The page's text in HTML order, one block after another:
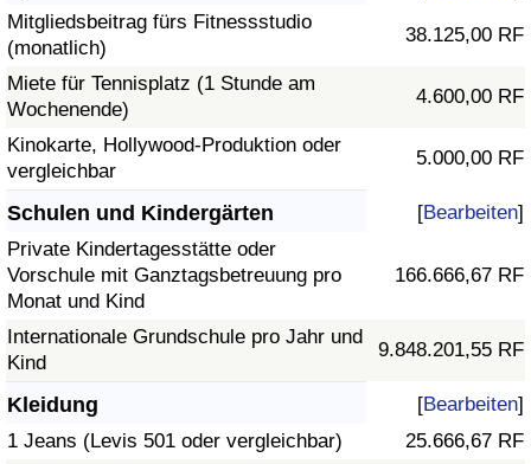
Mitgliedsbeitrag fürs Fitnessstudio
(monatlich)
38.125,00 RF
Miete für Tennisplatz (1 Stunde am
Wochenende)
4.600,00 RF
Kinokarte, Hollywood-Produktion oder
vergleichbar
5.000,00 RF
Schulen und Kindergärten [Bearbeiten]
Private Kindertagesstätte oder
Vorschule mit Ganztagsbetreuung pro
Monat und Kind
166.666,67 RF
Internationale Grundschule pro Jahr und
Kind
9.848.201,55 RF
Kleidung [Bearbeiten]
1 Jeans (Levis 501 oder vergleichbar)
25.666,67 RF